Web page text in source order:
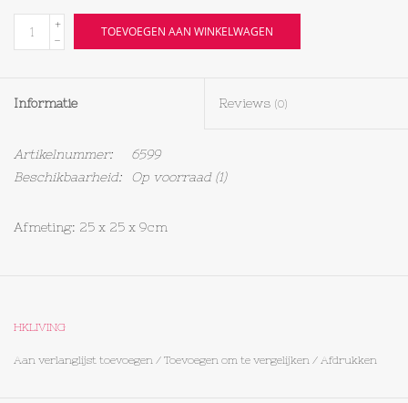
Textiel
Olieflessen
+
-
TOEVOEGEN AAN WINKELWAGEN
Informatie Reviews (0)
Artikelnummer:
6599
Beschikbaarheid:
Op voorraad(1)
Afmeting: 25 x 25 x 9cm
HKLIVING
Aan verlanglijst toevoegen / Toevoegen om te vergelijken / Afdrukken